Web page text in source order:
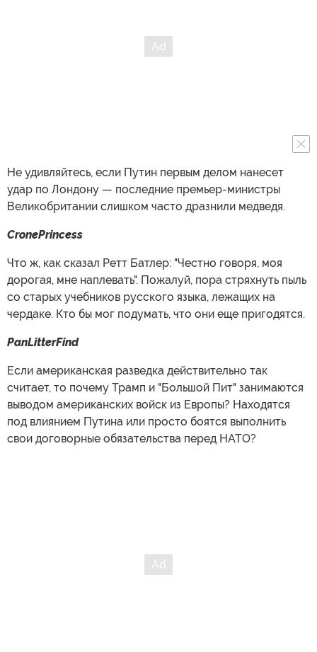
Не удивляйтесь, если Путин первым делом нанесет
удар по Лондону — последние премьер-министры
Великобритании слишком часто дразнили медведя.
CronePrincess
Что ж, как сказал Ретт Батлер: "Честно говоря, моя
дорогая, мне наплевать". Пожалуй, пора стряхнуть пыль
со старых учебников русского языка, лежащих на
чердаке. Кто бы мог подумать, что они еще пригодятся.
PanLitterFind
Если американская разведка действительно так
считает, то почему Трамп и "Большой Пит" занимаются
выводом американских войск из Европы? Находятся
под влиянием Путина или просто боятся выполнить
свои договорные обязательства перед НАТО?